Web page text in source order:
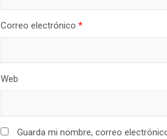
Correo electrónico *
Web
Guarda mi nombre, correo